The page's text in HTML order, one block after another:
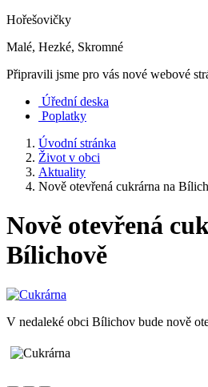
Hořešovičky
Malé, Hezké, Skromné
Připravili jsme pro vás nové webové
Úřední deska
Poplatky
Úvodní stránka
Život v obci
Aktuality
Nově otevřená cukrárna na
Nově otevřená
Bílichově
V nedaleké obci Bílichov bude nově